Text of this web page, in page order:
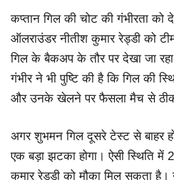
कप्तान गिल की चोट की गंभीरता
ऑलराउंडर नीतीश कुमार रेड्डी को
गिल के बैकअप के तौर पर देखा जा
गंभीर ने भी पुष्टि की है कि गिल की
और उनके खेलने पर फैसला मैच से ठीक
अगर शुभमन गिल दूसरे टेस्ट से बाहर
एक बड़ा झटका होगा। ऐसी स्थिति में
कुमार रेड्डी को मौका मिल सकता